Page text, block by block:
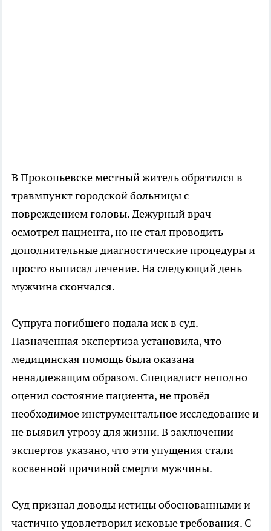
В Прокопьевске местный житель обратился в
травмпункт городской больницы с
повреждением головы. Дежурный врач
осмотрел пациента, но не стал проводить
дополнительные диагностические процедуры и
просто выписал лечение. На следующий день
мужчина скончался.
Супруга погибшего подала иск в суд.
Назначенная экспертиза установила, что
медицинская помощь была оказана
ненадлежащим образом. Специалист неполно
оценил состояние пациента, не провёл
необходимое инструментальное исследование и
не выявил угрозу для жизни. В заключении
экспертов указано, что эти упущения стали
косвенной причиной смерти мужчины.
Суд признал доводы истицы обоснованными и
частично удовлетворил исковые требования. С